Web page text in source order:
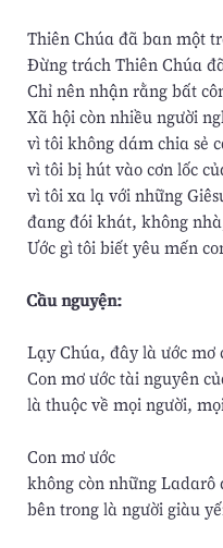
Thiên Chúa đã ban một
Ðừng trách Thiên Chúa
Chỉ nên nhận rằng bất
Xã hội còn nhiều người
vì tôi không dám chia sẻ
vì tôi bị hút vào cơn lốc
vì tôi xa lạ với những
đang đói khát, không
Ước gì tôi biết yêu mến
Cầu nguyện:
Lạy Chúa, đây là ước mơ
Con mơ ước tài nguyên
là thuộc về mọi người,
Con mơ ước
không còn những Ladarô
bên trong là người giàu